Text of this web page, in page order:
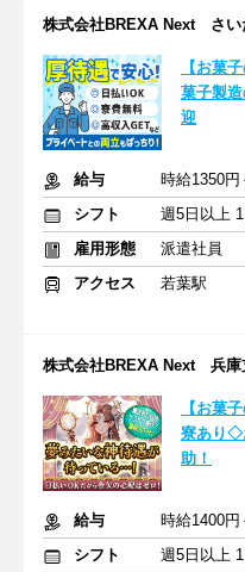
株式会社BREXA Next さ
【お菓
菓子製
迎
給与
時給1350
シフト
週5日以上
雇用形態
派遣社員
アクセス
若葉駅
株式会社BREXA Next 兵
【お菓
寮あり◇
助！
給与
時給1400
シフト
週5日以上